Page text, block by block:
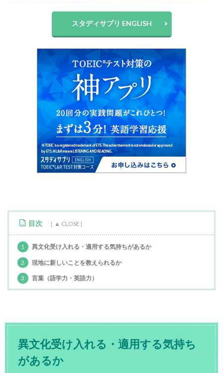
スタディサプリ ENGLISH
目次
1 異文化受け入れる・適用する気持ちがあるか
2 現地に新しいことを教えられるか
3 言葉（語学力・英語力）
異文化受け入れる・適用する気持ち
があるか